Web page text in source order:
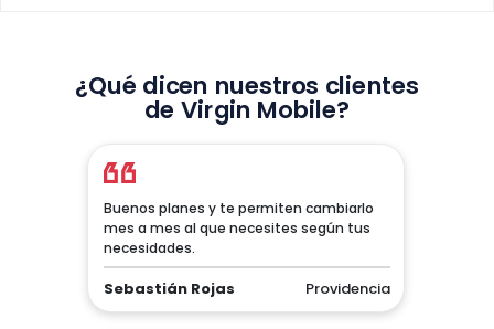
¿Qué dicen nuestros clientes
de Virgin Mobile?
Buenos planes y te permiten cambiarlo
mes a mes al que necesites según tus
necesidades.
Sebastián Rojas Providencia